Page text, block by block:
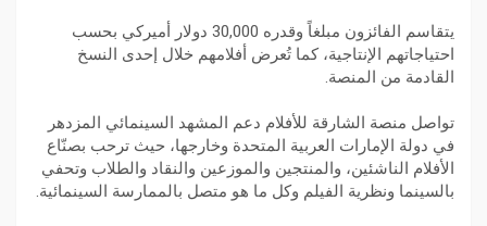
يتقاسم الفائزون مبلغاً وقدره 30,000 دولار أميركي بحسب
احتياجاتهم الإنتاجية، كما تُعرض أفلامهم خلال إحدى النسخ
القادمة من المنصة.
تواصل منصة الشارقة للأفلام دعم المشهد السينمائي المزدهر
في دولة الإمارات العربية المتحدة وخارجها، حيث ترحب بصنّاع
الأفلام الناشئين، والمنتجين والموزعين والنقاد والطلاب وتحفي
بالسينما ونظرية الفيلم وكل ما هو متصل بالممارسة السينمائية.